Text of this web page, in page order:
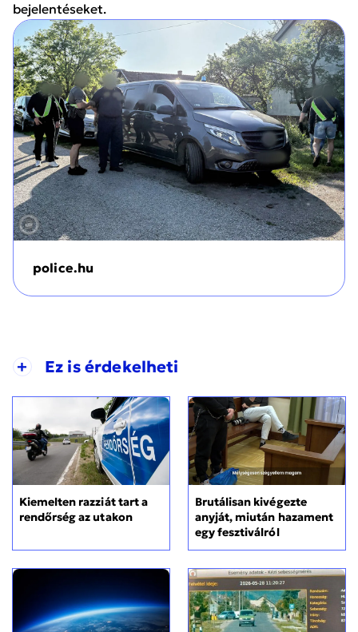
bejelentéseket.
police.hu
+ Ez is érdekelheti
Kiemelten razziát tart a
rendőrség az utakon
Brutálisan kivégezte
anyját, miután hazament
egy fesztiválról